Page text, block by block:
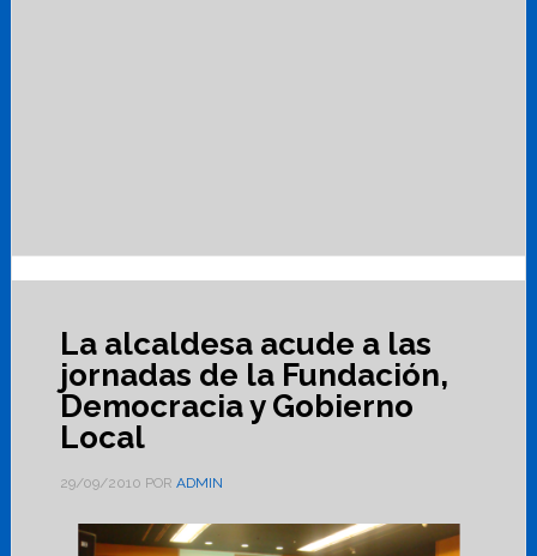
La alcaldesa acude a las
jornadas de la Fundación,
Democracia y Gobierno
Local
29/09/2010 POR ADMIN